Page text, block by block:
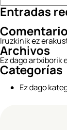
Entradas
Iruzkinik ez
Archivos
Ez dago artxiborik
Categorías
Ez dago